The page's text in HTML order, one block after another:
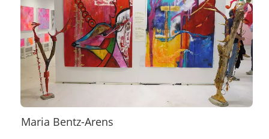
Maria Bentz-Arens